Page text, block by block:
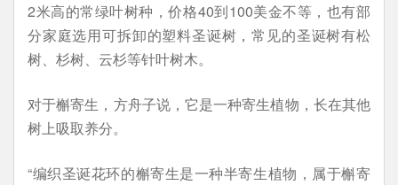
2米高的常绿叶树种，价格40到100美金不等，也有部
分家庭选用可拆卸的塑料圣诞树，常见的圣诞树有松
树、杉树、云杉等针叶树木。
对于槲寄生，方舟子说，它是一种寄生植物，长在其他
树上吸取养分。
“编织圣诞花环的槲寄生是一种半寄生植物，属于槲寄